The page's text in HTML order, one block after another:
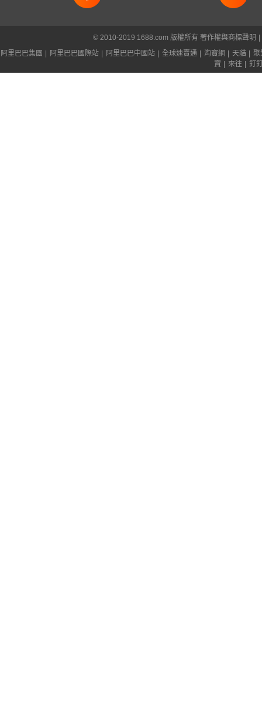
© 2010-2019 1688.com 版權所有 著作權與商標聲明
阿里巴巴集團
阿里巴巴國際站 阿里巴巴中國站 全球速賣通 淘寶網 天貓
聚
寶
來往 釘